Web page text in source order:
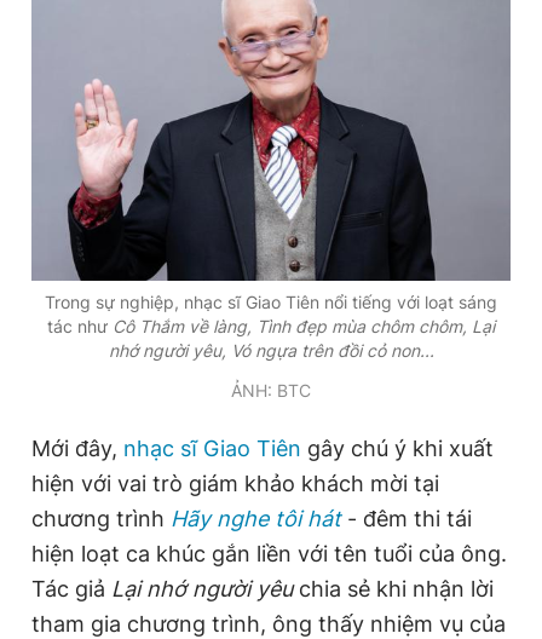
Bạn cần biết
Thông tin tòa soạn Liên hệ quảng cáo
Đọc Thanh Niên trên điện thoại
Theo dõi báo trên
Hotline
0906 645 777
Liên hệ quảng cáo
0908 780 404
Đặt báo Quảng cáo RSS Tòa soạn Chính sách bảo
Trong sự nghiệp, nhạc sĩ Giao Tiên nổi tiếng với loạt sáng
tác như Cô Thắm về làng, Tình đẹp mùa chôm chôm, Lại
nhớ người yêu, Vó ngựa trên đồi cỏ non...
ẢNH: BTC
Mới đây, nhạc sĩ Giao Tiên gây chú ý khi xuất
hiện với vai trò giám khảo khách mời tại
chương trình Hãy nghe tôi hát- đêm thi tái
hiện loạt ca khúc gắn liền với tên tuổi của ông.
Tác giả Lại nhớ người yêuchia sẻ khi nhận lời
tham gia chương trình, ông thấy nhiệm vụ của